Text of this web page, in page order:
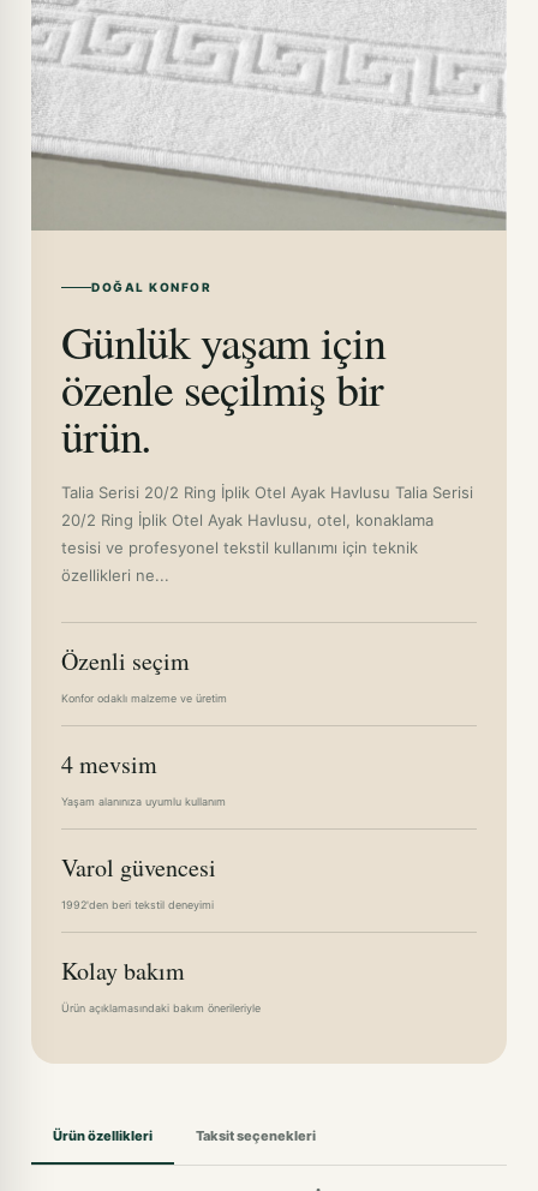
DOĞAL KONFOR
Günlük yaşam için
özenle seçilmiş bir
ürün.
Talia Serisi 20/2 Ring İplik Otel Ayak Havlusu Talia Serisi
20/2 Ring İplik Otel Ayak Havlusu, otel, konaklama
tesisi ve profesyonel tekstil kullanımı için teknik
özellikleri ne...
Özenli seçim
Konfor odaklı malzeme ve üretim
4 mevsim
Yaşam alanınıza uyumlu kullanım
Varol güvencesi
1992'den beri tekstil deneyimi
Kolay bakım
Ürün açıklamasındaki bakım önerileriyle
Ürün özellikleri Taksit seçenekleri